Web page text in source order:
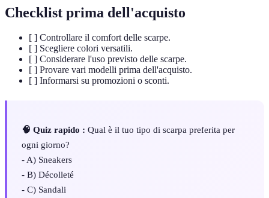
Checklist prima dell'acquisto
[ ] Controllare il comfort delle scarpe.
[ ] Scegliere colori versatili.
[ ] Considerare l'uso previsto delle scarpe.
[ ] Provare vari modelli prima dell'acquisto.
[ ] Informarsi su promozioni o sconti.
🧠 Quiz rapido : Qual è il tuo tipo di scarpa preferita per
ogni giorno?
- A) Sneakers
- B) Décolleté
- C) Sandali